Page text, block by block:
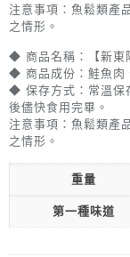
注意事項：魚鬆類產
之情形。
◆ 商品名稱：【新東
◆ 商品成份：鮭魚肉
◆ 保存方式：常溫保
後儘快食用完畢。
注意事項：魚鬆類產
之情形。
重量
第一種味道